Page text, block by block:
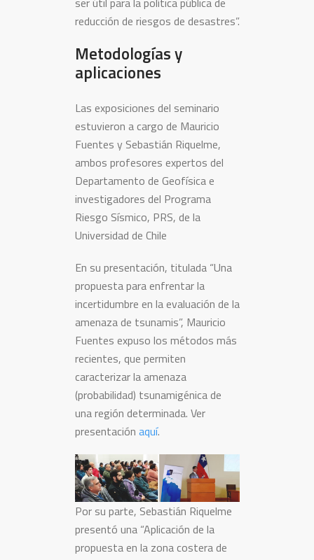
reducción de riesgos de desastres”.
Metodologías y
aplicaciones
Las exposiciones del seminario
estuvieron a cargo de Mauricio
Fuentes y Sebastián Riquelme,
ambos profesores expertos del
Departamento de Geofísica e
investigadores del Programa
Riesgo Sísmico, PRS, de la
Universidad de Chile
En su presentación, titulada “Una
propuesta para enfrentar la
incertidumbre en la evaluación de la
amenaza de tsunamis”, Mauricio
Fuentes expuso los métodos más
recientes, que permiten
caracterizar la amenaza
(probabilidad) tsunamigénica de
una región determinada. Ver
presentación aquí.
Por su parte, Sebastián Riquelme
presentó una “Aplicación de la
propuesta en la zona costera de